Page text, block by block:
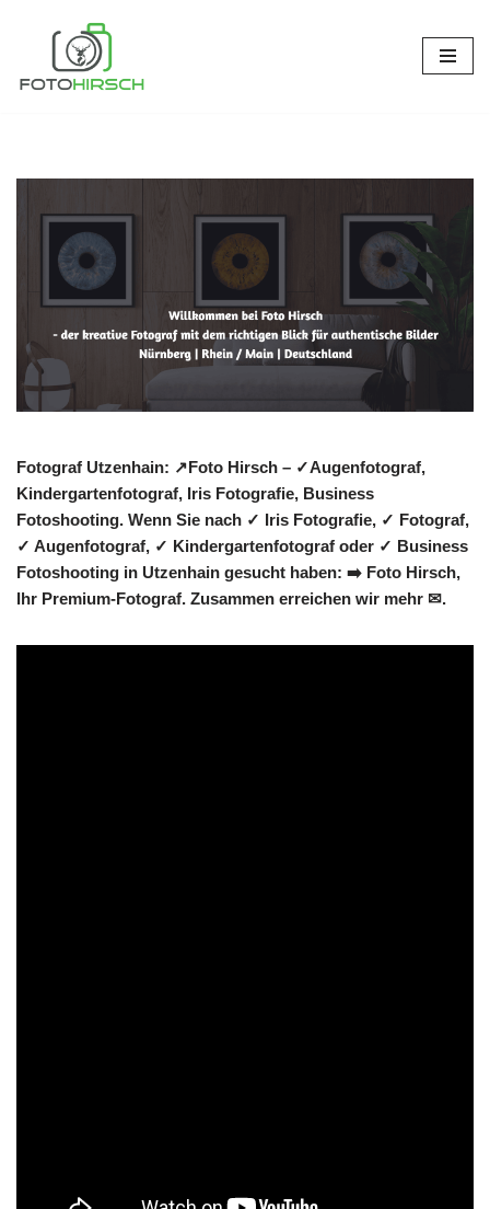
Inhalt
Fotograf Utzenhain: ↗️Foto Hirsch – ✓Augenfotograf,
Kindergartenfotograf, Iris Fotografie, Business
Fotoshooting. Wenn Sie nach ✓ Iris Fotografie, ✓ Fotograf,
✓ Augenfotograf, ✓ Kindergartenfotograf oder ✓ Business
Fotoshooting in Utzenhain gesucht haben: ➡️ Foto Hirsch,
Ihr Premium-Fotograf. Zusammen erreichen wir mehr ✉.